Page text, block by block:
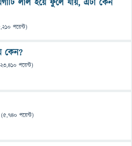
লাল হয়ে ফুলে যায়, এটা কেন
পয়েন্ট)
কেন?
পয়েন্ট)
(5,740 পয়েন্ট)